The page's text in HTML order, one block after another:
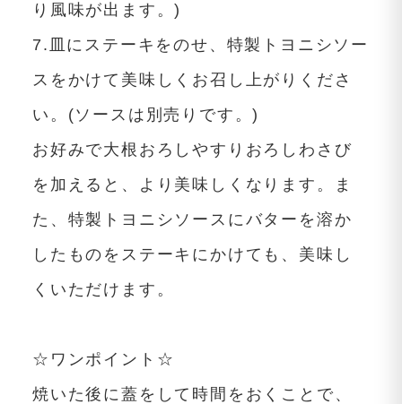
り風味が出ます。)
7.皿にステーキをのせ、特製トヨニシソー
スをかけて美味しくお召し上がりくださ
い。(ソースは別売りです。)
お好みで大根おろしやすりおろしわさび
を加えると、より美味しくなります。ま
た、特製トヨニシソースにバターを溶か
したものをステーキにかけても、美味し
くいただけます。
☆ワンポイント☆
焼いた後に蓋をして時間をおくことで、